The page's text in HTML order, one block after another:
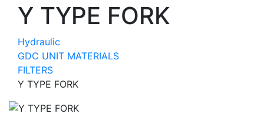
Y TYPE FORK
Hydraulic
GDC UNIT MATERIALS
FILTERS
Y TYPE FORK